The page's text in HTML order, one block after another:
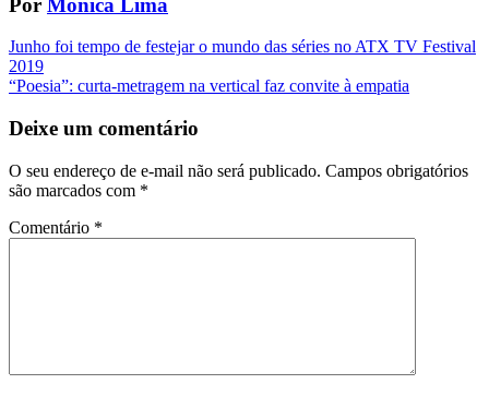
Navegação
da
Junho foi tempo de festejar o mundo das séries no ATX TV Festival
2019
“Poesia”: curta-metragem na vertical faz convite à empatia
Deixe um comentário
O seu endereço de e-mail não será publicado. Campos obrigatórios
são marcados com *
Comentário *